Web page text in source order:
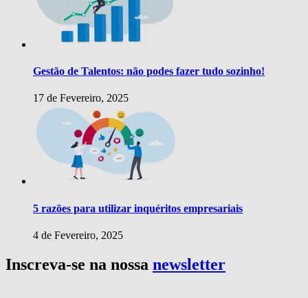
Gestão de Talentos: não podes fazer tudo sozinho!
17 de Fevereiro, 2025
5 razões para utilizar inquéritos empresariais
4 de Fevereiro, 2025
Inscreva-se na nossa newsletter